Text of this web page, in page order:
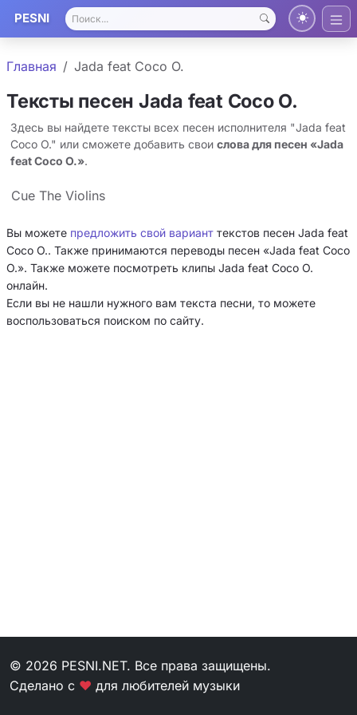
PESNI
Главная Jada feat Coco O.
Тексты песен Jada feat Coco O.
Здесь вы найдете тексты всех песен исполнителя "Jada feat
Coco O." или сможете добавить свои слова для песен «Jada
feat Coco O.».
Cue The Violins
Вы можете предложить свой вариант текстов песен Jada feat
Coco O.. Также принимаются переводы песен «Jada feat Coco
O.». Также можете посмотреть клипы Jada feat Coco O.
онлайн.
Если вы не нашли нужного вам текста песни, то можете
воспользоваться поиском по сайту.
© 2026 PESNI.NET. Все права защищены.
Сделано с ❤ для любителей музыки